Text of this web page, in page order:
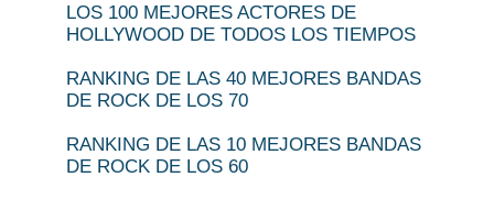
LOS 100 MEJORES ACTORES DE
HOLLYWOOD DE TODOS LOS TIEMPOS
RANKING DE LAS 40 MEJORES BANDAS
DE ROCK DE LOS 70
RANKING DE LAS 10 MEJORES BANDAS
DE ROCK DE LOS 60